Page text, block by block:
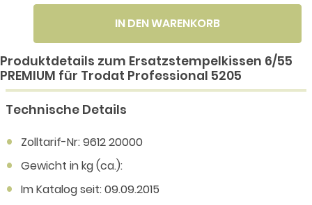
IN DEN WARENKORB
Produktdetails zum Ersatzstempelkissen 6/55
PREMIUM für Trodat Professional 5205
Technische Details
Zolltarif-Nr: 9612 20000
Gewicht in kg (ca.):
Im Katalog seit: 09.09.2015